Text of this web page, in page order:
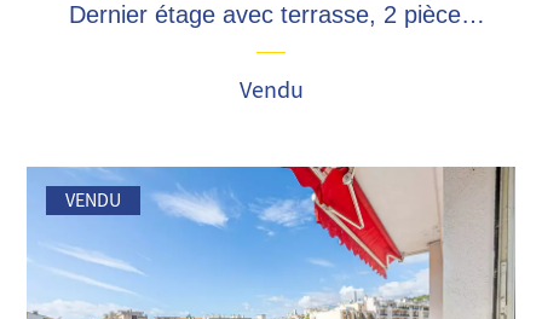
Dernier étage avec terrasse, 2 pièces
de 40 M2, très bon état général,
immeuble de standing ! Proximité hyper
Vendu
VENDU